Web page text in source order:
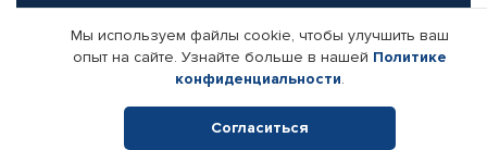
Партнерам
Корпоративным клиентам
Поставщикам
Реквизиты компании
Мы используем файлы cookie, чтобы улучшить ваш
опыт на сайте. Узнайте больше в нашей Политике
конфиденциальности.
Согласиться